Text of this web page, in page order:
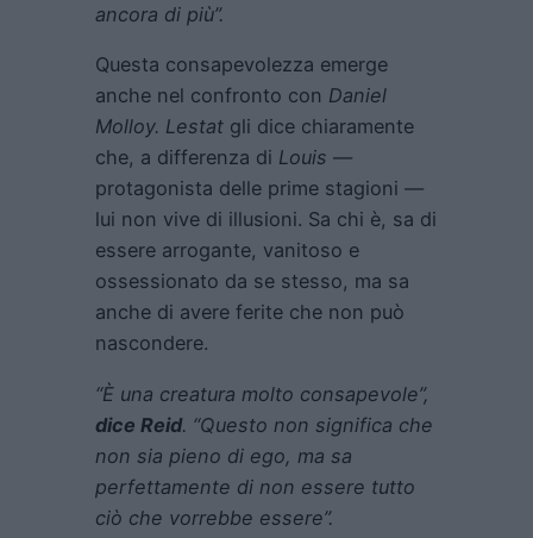
ancora di più”.
Questa consapevolezza emerge
anche nel confronto con Daniel
Molloy. Lestat gli dice chiaramente
che, a differenza di Louis —
protagonista delle prime stagioni —
lui non vive di illusioni. Sa chi è, sa di
essere arrogante, vanitoso e
ossessionato da se stesso, ma sa
anche di avere ferite che non può
nascondere.
“È una creatura molto consapevole”,
dice Reid. “Questo non significa che
non sia pieno di ego, ma sa
perfettamente di non essere tutto
ciò che vorrebbe essere”.